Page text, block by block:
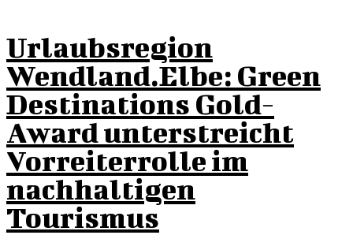
Urlaubsregion
Wendland.Elbe: Green
Destinations Gold-
Award unterstreicht
Vorreiterrolle im
nachhaltigen
Tourismus